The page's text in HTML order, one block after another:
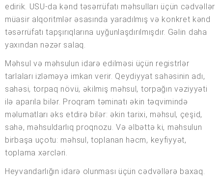
edirik. USU-da kənd təsərrüfatı məhsulları üçün cədvəllər
müasir alqoritmlər əsasında yaradılmış və konkret kənd
təsərrüfatı tapşırıqlarına uyğunlaşdırılmışdır. Gəlin daha
yaxından nəzər salaq.
Məhsul və məhsulun idarə edilməsi üçün registrlər
tarlaları izləməyə imkan verir. Qeydiyyat sahəsinin adı,
sahəsi, torpaq növü, əkilmiş məhsul, torpağın vəziyyəti
ilə aparıla bilər. Proqram təminatı əkin təqvimində
məlumatları əks etdirə bilər: əkin tarixi, məhsul, çeşid,
sahə, məhsuldarlıq proqnozu. Və əlbəttə ki, məhsulun
birbaşa uçotu: məhsul, toplanan həcm, keyfiyyət,
toplama xərcləri.
Heyvandarlığın idarə olunması üçün cədvəllərə baxaq.